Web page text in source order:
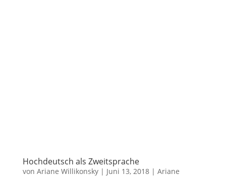
Hochdeutsch als Zweitsprache
von Ariane Willikonsky| Juni 13, 2018| Ariane